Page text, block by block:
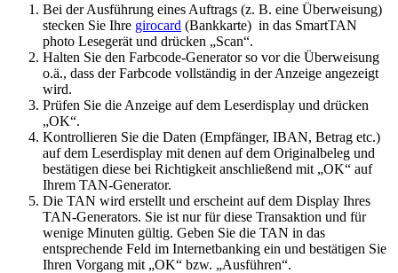
Bei der Ausführung eines Auftrags (z. B. eine Überweisung)
stecken Sie Ihre girocard (Bankkarte) in das SmartTAN
photo Lesegerät und drücken „Scan“.
Halten Sie den Farbcode-Generator so vor die Überweisung
o.ä., dass der Farbcode vollständig in der Anzeige angezeigt
wird.
Prüfen Sie die Anzeige auf dem Leserdisplay und drücken
„OK“.
Kontrollieren Sie die Daten (Empfänger, IBAN, Betrag etc.)
auf dem Leserdisplay mit denen auf dem Originalbeleg und
bestätigen diese bei Richtigkeit anschließend mit „OK“ auf
Ihrem TAN-Generator.
Die TAN wird erstellt und erscheint auf dem Display Ihres
TAN-Generators. Sie ist nur für diese Transaktion und für
wenige Minuten gültig. Geben Sie die TAN in das
entsprechende Feld im Internetbanking ein und bestätigen Sie
Ihren Vorgang mit „OK“ bzw. „Ausführen“.